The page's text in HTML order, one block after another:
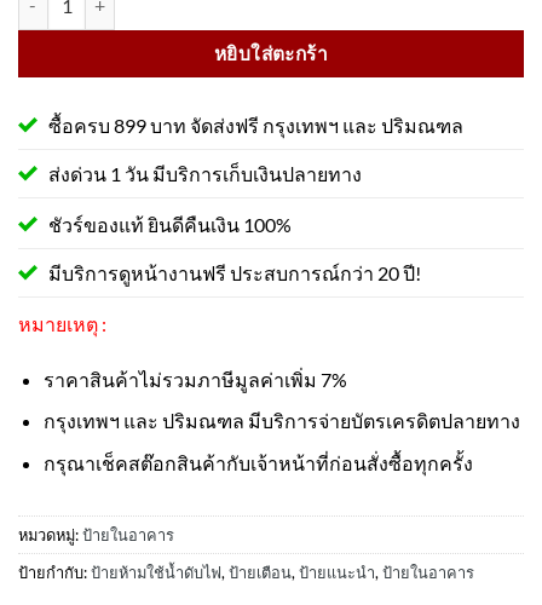
หยิบใส่ตะกร้า
ซื้อครบ 899 บาท จัดส่งฟรี กรุงเทพฯ และ ปริมณฑล
ส่งด่วน 1 วัน มีบริการเก็บเงินปลายทาง
ชัวร์ของแท้ ยินดีคืนเงิน 100%
มีบริการดูหน้างานฟรี ประสบการณ์กว่า 20 ปี!
หมายเหตุ :
ราคาสินค้าไม่รวมภาษีมูลค่าเพิ่ม 7%
กรุงเทพฯ และ ปริมณฑล มีบริการจ่ายบัตรเครดิตปลายทาง
กรุณาเช็คสต๊อกสินค้ากับเจ้าหน้าที่ก่อนสั่งซื้อทุกครั้ง
หมวดหมู่:ป้ายในอาคาร
ป้ายกำกับ:ป้ายห้ามใช้น้ำดับไฟ, ป้ายเตือน, ป้ายแนะนำ, ป้ายในอาคาร